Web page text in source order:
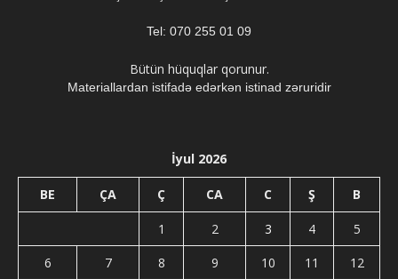
Tel: 070 255 01 09
Bütün hüquqlar qorunur.
Materiallardan istifadə edərkən istinad zəruridir
İyul 2026
BE ÇA Ç CA C Ş B
1 2 3 4
5
6
7 8 9 10 11
12